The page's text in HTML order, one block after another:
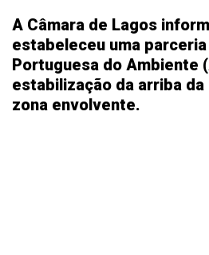
A Câmara de Lagos
estabeleceu uma
Portuguesa do Ambiente
estabilização da arriba da
zona envolvente.